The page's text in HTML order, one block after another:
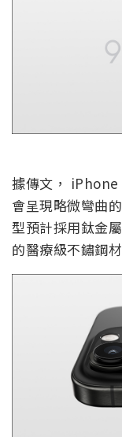
據傳文， iPhone
會呈現略微彎曲
型預計採用鈦金
的醫療級不鏽鋼